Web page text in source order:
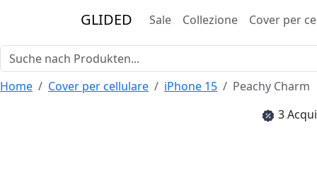
GLIDED Sale Collezione Cover per
Home Cover per cellulare iPhone 15
Peachy Charm
3